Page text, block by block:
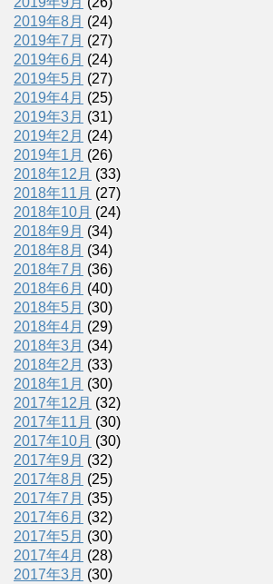
2019年8月 (24)
2019年7月 (27)
2019年6月 (24)
2019年5月 (27)
2019年4月 (25)
2019年3月 (31)
2019年2月 (24)
2019年1月 (26)
2018年12月 (33)
2018年11月 (27)
2018年10月 (24)
2018年9月 (34)
2018年8月 (34)
2018年7月 (36)
2018年6月 (40)
2018年5月 (30)
2018年4月 (29)
2018年3月 (34)
2018年2月 (33)
2018年1月 (30)
2017年12月 (32)
2017年11月 (30)
2017年10月 (30)
2017年9月 (32)
2017年8月 (25)
2017年7月 (35)
2017年6月 (32)
2017年5月 (30)
2017年4月 (28)
2017年3月 (30)